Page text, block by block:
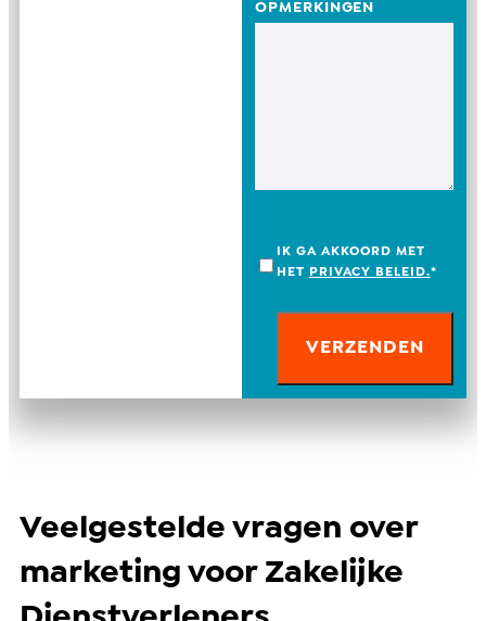
OPMERKINGEN
IK GA AKKOORD MET
HET
PRIVACY BELEID.*
Veelgestelde vragen over
marketing voor Zakelijke